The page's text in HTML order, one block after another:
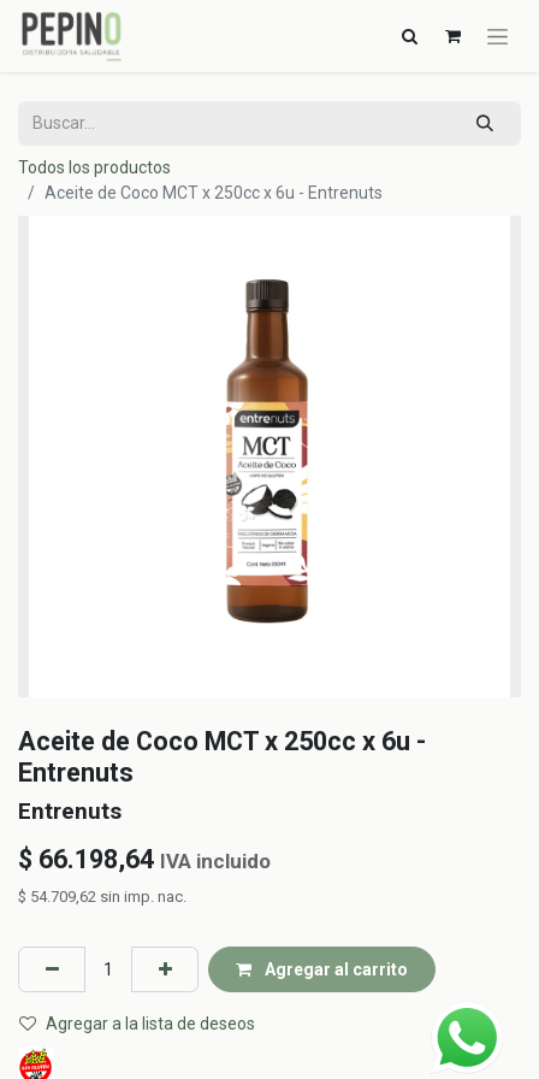
Todos los productos
Aceite de Coco MCT x 250cc x 6u - Entrenuts
Aceite de Coco MCT x 250cc x 6u -
Entrenuts
Entrenuts
$ 66.198,64 IVA incluido
$ 54.709,62 sin imp. nac.
Agregar al carrito
Agregar a la lista de deseos